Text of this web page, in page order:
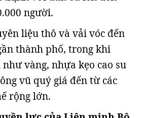
người.
liệu thô và vải vóc đến
thành phố, trong khi
vàng, nhựa kẹo cao su
vũ quý giá đến từ các
rộng lớn.